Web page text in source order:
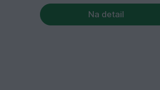
Na detail